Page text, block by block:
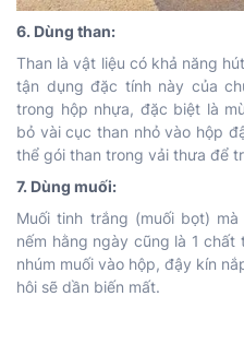
6. Dùng than:
Than là vật liệu có khả năng
tận dụng đặc tính này của
trong hộp nhựa, đặc biệt là
bỏ vài cục than nhỏ vào hộp
thể gói than trong vải thưa để
7. Dùng muối:
Muối tinh trắng (muối bọt)
nếm hằng ngày cũng là 1 chất
nhúm muối vào hộp, đậy kín
hôi sẽ dần biến mất.